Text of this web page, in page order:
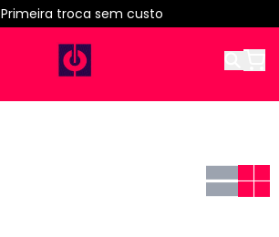
Primeira troca sem custo